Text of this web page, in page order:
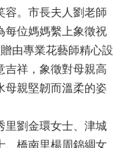
容。市長夫人劉老師
每位媽媽繫上象徵祝
由專業花藝師精心設
吉祥，象徵對母親高
母親堅韌而溫柔的姿
劉金環女士、津城
、橋南里楊周錦綢女